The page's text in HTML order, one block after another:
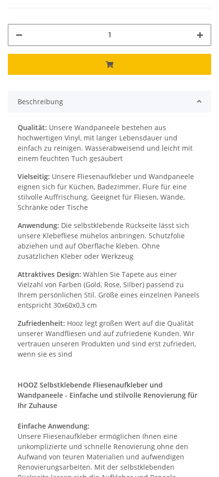
Beschreibung
Qualität: Unsere Wandpaneele bestehen aus
hochwertigen Vinyl, mit langer Lebensdauer und
einfach zu reinigen. Wasserabweisend und leicht mit
einem feuchten Tuch gesäubert
Vielseitig: Unsere Fliesenaufkleber und Wandpaneele
eignen sich für Küchen, Badezimmer, Flure für eine
stilvolle Auffrischung. Geeignet für Fliesen, Wände,
Schränke oder Tische
Anwendung: Die selbstklebende Rückseite lässt sich
unsere Klebefliese mühelos anbringen. Schutzfolie
abziehen und auf Oberfläche kleben. Ohne
zusätzlichen Kleber oder Werkzeug
Attraktives Design: Wählen Sie Tapete aus einer
Vielzahl von Farben (Gold, Rose, Silber) passend zu
Ihrem persönlichen Stil. Größe eines einzelnen Paneels
entspricht 30x60x0,3 cm
Zufriedenheit: Hooz legt großen Wert auf die Qualität
unserer Wandfliesen und auf zufriedene Kunden. Wir
vertrauen unseren Produkten und sind erst zufrieden,
wenn sie es sind
HOOZ Selbstklebende Fliesenaufkleber und
Wandpaneele - Einfache und stilvolle Renovierung für
Ihr Zuhause
Einfache Anwendung:
Unsere Fliesenaufkleber ermöglichen Ihnen eine
unkomplizierte und schnelle Renovierung ohne den
Aufwand von teuren Materialien und aufwendigen
Renovierungsarbeiten. Mit der selbstklebenden